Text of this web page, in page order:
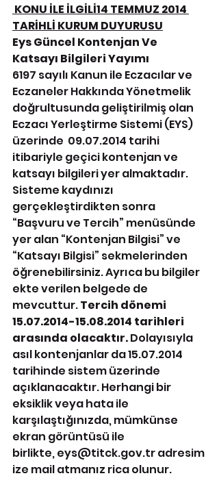
KONU İLE İLGİLİ14 TEMMUZ 2014
TARİHLİ KURUM DUYURUSU
Eys Güncel Kontenjan Ve
Katsayı Bilgileri Yayımı
6197 sayılı Kanun ile Eczacılar ve
Eczaneler Hakkında Yönetmelik
doğrultusunda geliştirilmiş olan
Eczacı Yerleştirme Sistemi (EYS)
üzerinde  09.07.2014 tarihi
itibariyle geçici kontenjan ve
katsayı bilgileri yer almaktadır.
Sisteme kaydınızı
gerçekleştirdikten sonra
“Başvuru ve Tercih” menüsünde
yer alan “Kontenjan Bilgisi” ve
“Katsayı Bilgisi” sekmelerinden
öğrenebilirsiniz. Ayrıca bu bilgiler
ekte verilen belgede de
mevcuttur. Tercih dönemi
15.07.2014-15.08.2014 tarihleri
arasında olacaktır. Dolayısıyla
asıl kontenjanlar da 15.07.2014
tarihinde sistem üzerinde
açıklanacaktır. Herhangi bir
eksiklik veya hata ile
karşılaştığınızda, mümkünse
ekran görüntüsü ile
birlikte, eys@titck.gov.tr adresim
ize mail atmanız rica olunur.